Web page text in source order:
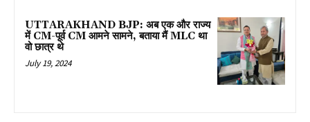
UTTARAKHAND BJP: अब एक और राज्य
में CM-पूर्व CM आमने सामने, बताया मैं MLC था
वो छात्र थे
July 19, 2024